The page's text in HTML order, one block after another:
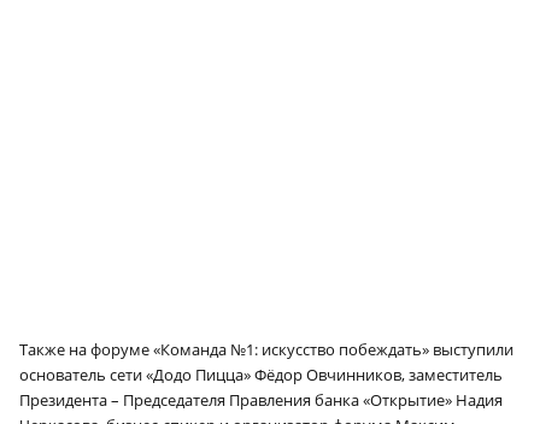
Также на форуме «Команда №1: искусство побеждать» выступили
основатель сети «Додо Пицца» Фёдор Овчинников, заместитель
Президента – Председателя Правления банка «Открытие» Надия